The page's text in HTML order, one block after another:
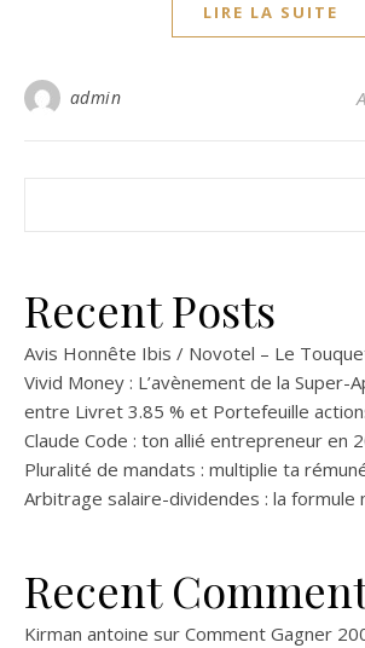
LIRE LA SUITE
admin
Recent Posts
Avis Honnête Ibis / Novotel – Le
Vivid Money : L’avènement de la Super-
entre Livret 3.85 % et Portefeuille
Claude Code : ton allié entrepreneur en
Pluralité de mandats : multiplie ta
Arbitrage salaire-dividendes : la formule
Recent
Kirman antoine sur Comment Gagner